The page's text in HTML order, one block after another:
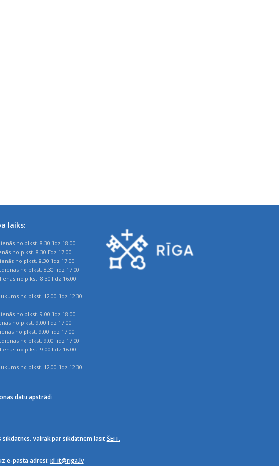
laiks:
no plkst. 8.30 līdz 18.00
no plkst. 8.30 līdz 17.00
no plkst. 8.30 līdz 17.00
no plkst. 8.30 līdz 17.00
no plkst. 8.30 līdz 16.00
no plkst. 12.00 līdz 12.30
no plkst. 9.00 līdz 18.00
no plkst. 9.00 līdz 17.00
no plkst. 9.00 līdz 17.00
no plkst. 9.00 līdz 17.00
no plkst. 9.00 līdz 16.00
no plkst. 12.00 līdz 12.30
datu apstrādi
Vairāk par sīkdatnēm lasītŠEIT.
e-pasta adresi: id_it@riga.lv